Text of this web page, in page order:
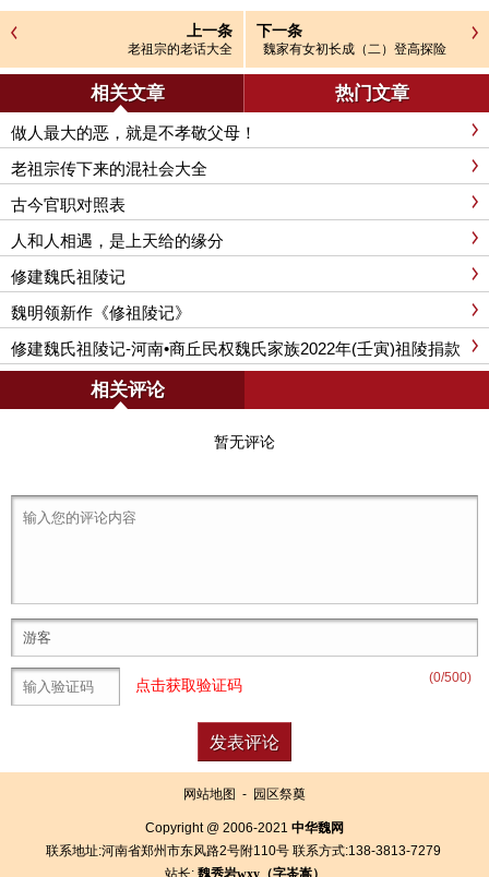
上一条
老祖宗的老话大全
下一条
魏家有女初长成（二）登高探险
相关文章 热门文章
做人最大的恶，就是不孝敬父母！
老祖宗传下来的混社会大全
古今官职对照表
人和人相遇，是上天给的缘分
修建魏氏祖陵记
魏明领新作《修祖陵记》
修建魏氏祖陵记-河南•商丘民权魏氏家族2022年(壬寅)祖陵捐款
功德榜
相关评论
暂无评论
(0/500)
点击获取验证码
网站地图 - 园区祭奠
Copyright @ 2006-2021 中华魏网
联系地址:河南省郑州市东风路2号附110号 联系方式:138-3813-7279
站长: 魏秀岩wxy（字崟嵩）